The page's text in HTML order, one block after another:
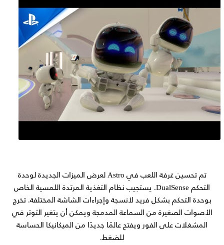
تم تحسين غرفة اللعب في Astro لعرض الميزات الجديدة لوحدة
التحكم DualSense. يستجيب نظام التغذية المرتدة اللمسية الخاص
بوحدة التحكم بشكل فريد لأنسجة وإجراءات الشاشة المختلفة. تخرج
الأصوات الصغيرة من السماعة المدمجة ويمكن أن يتغير التوتر في
المشغلات على الفور ويفتح عالمًا جديدًا من الميكانيكا الحساسة
للضغط.